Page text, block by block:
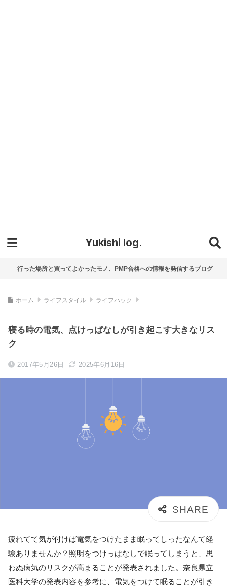
Yukishi log.
行った場所と買ってよかったモノ、PMP合格への情報を発信するブログ
ホーム ライフスタイル ライフハック
寝る時の電気、点けっぱなしが引き起こす大きなリス
ク
2017年5月26日 2025年6月16日
疲れてて気が付けば電気をつけたまま眠ってしったなんて経
験ありませんか？照明をつけっぱなしで眠ってしまうと、思
わぬ病気のリスクが高まることが発表されました。奈良県立
医科大学の発表内容を参考に、電気をつけて眠ることが引き